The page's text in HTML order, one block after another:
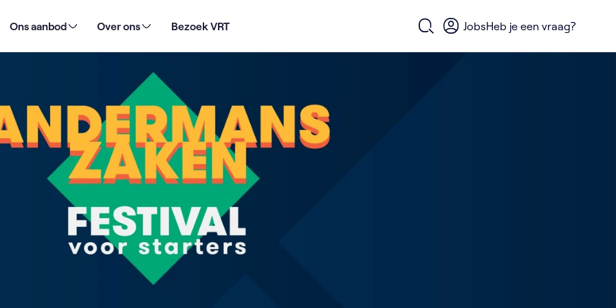
Ons aanbod Over ons Bezoek VRT
Open zoekformulier
JobsHeb je een vraag?